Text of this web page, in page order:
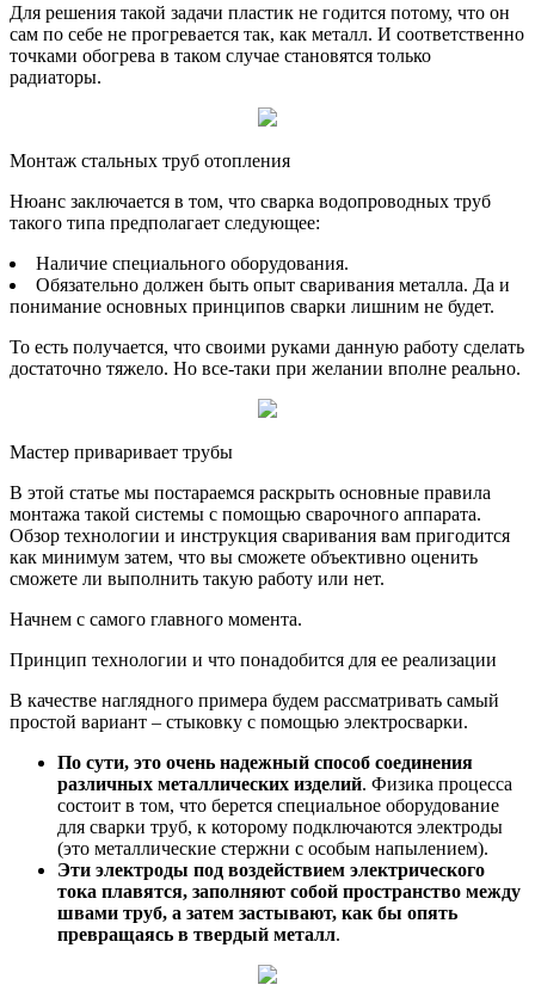
Для решения такой задачи пластик не годится потому, что он
сам по себе не прогревается так, как металл. И соответственно
точками обогрева в таком случае становятся только
радиаторы.
Монтаж стальных труб отопления
Нюанс заключается в том, что сварка водопроводных труб
такого типа предполагает следующее:
Наличие специального оборудования.
Обязательно должен быть опыт сваривания металла. Да и
понимание основных принципов сварки лишним не будет.
То есть получается, что своими руками данную работу сделать
достаточно тяжело. Но все-таки при желании вполне реально.
Мастер приваривает трубы
В этой статье мы постараемся раскрыть основные правила
монтажа такой системы с помощью сварочного аппарата.
Обзор технологии и инструкция сваривания вам пригодится
как минимум затем, что вы сможете объективно оценить
сможете ли выполнить такую работу или нет.
Начнем с самого главного момента.
Принцип технологии и что понадобится для ее реализации
В качестве наглядного примера будем рассматривать самый
простой вариант – стыковку с помощью электросварки.
По сути, это очень надежный способ соединения
различных металлических изделий. Физика процесса
состоит в том, что берется специальное оборудование
для сварки труб, к которому подключаются электроды
(это металлические стержни с особым напылением).
Эти электроды под воздействием электрического
тока плавятся, заполняют собой пространство между
швами труб, а затем застывают, как бы опять
превращаясь в твердый металл.